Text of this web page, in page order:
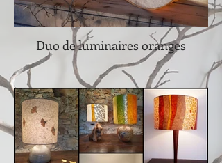
Duo de luminaires oranges